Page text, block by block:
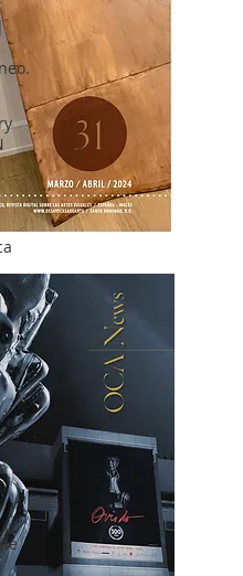
31 / Marzo-Abril / 2024